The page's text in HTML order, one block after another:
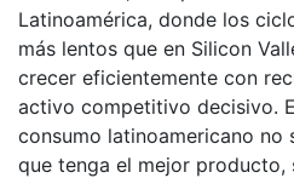
Latinoamérica, donde los
más lentos que en Silicon
crecer eficientemente con
activo competitivo decisivo.
consumo latinoamericano no
que tenga el mejor producto,